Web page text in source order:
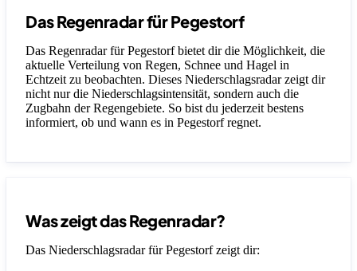
Das Regenradar für Pegestorf
Das Regenradar für Pegestorf bietet dir die Möglichkeit, die
aktuelle Verteilung von Regen, Schnee und Hagel in
Echtzeit zu beobachten. Dieses Niederschlagsradar zeigt dir
nicht nur die Niederschlagsintensität, sondern auch die
Zugbahn der Regengebiete. So bist du jederzeit bestens
informiert, ob und wann es in Pegestorf regnet.
Was zeigt das Regenradar?
Das Niederschlagsradar für Pegestorf zeigt dir: